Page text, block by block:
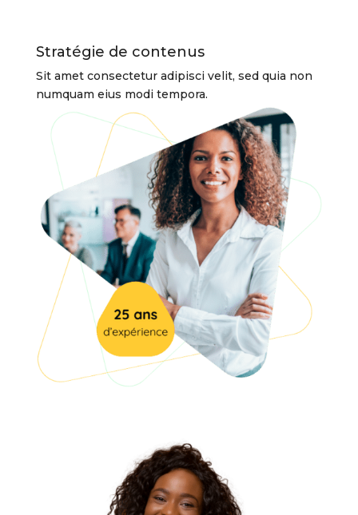
Stratégie de contenus
Sit amet consectetur adipisci velit, sed quia non
numquam eius modi tempora.